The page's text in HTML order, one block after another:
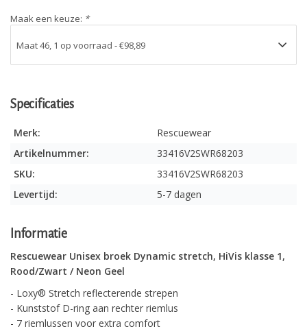
Maak een keuze: *
Specificaties
Merk:
Rescuewear
Artikelnummer:
33416V2SWR68203
SKU:
33416V2SWR68203
Levertijd:
5-7 dagen
Informatie
Rescuewear Unisex broek Dynamic stretch, HiVis klasse 1,
Rood/Zwart / Neon Geel
- Loxy® Stretch reflecterende strepen
- Kunststof D-ring aan rechter riemlus
- 7 riemlussen voor extra comfort